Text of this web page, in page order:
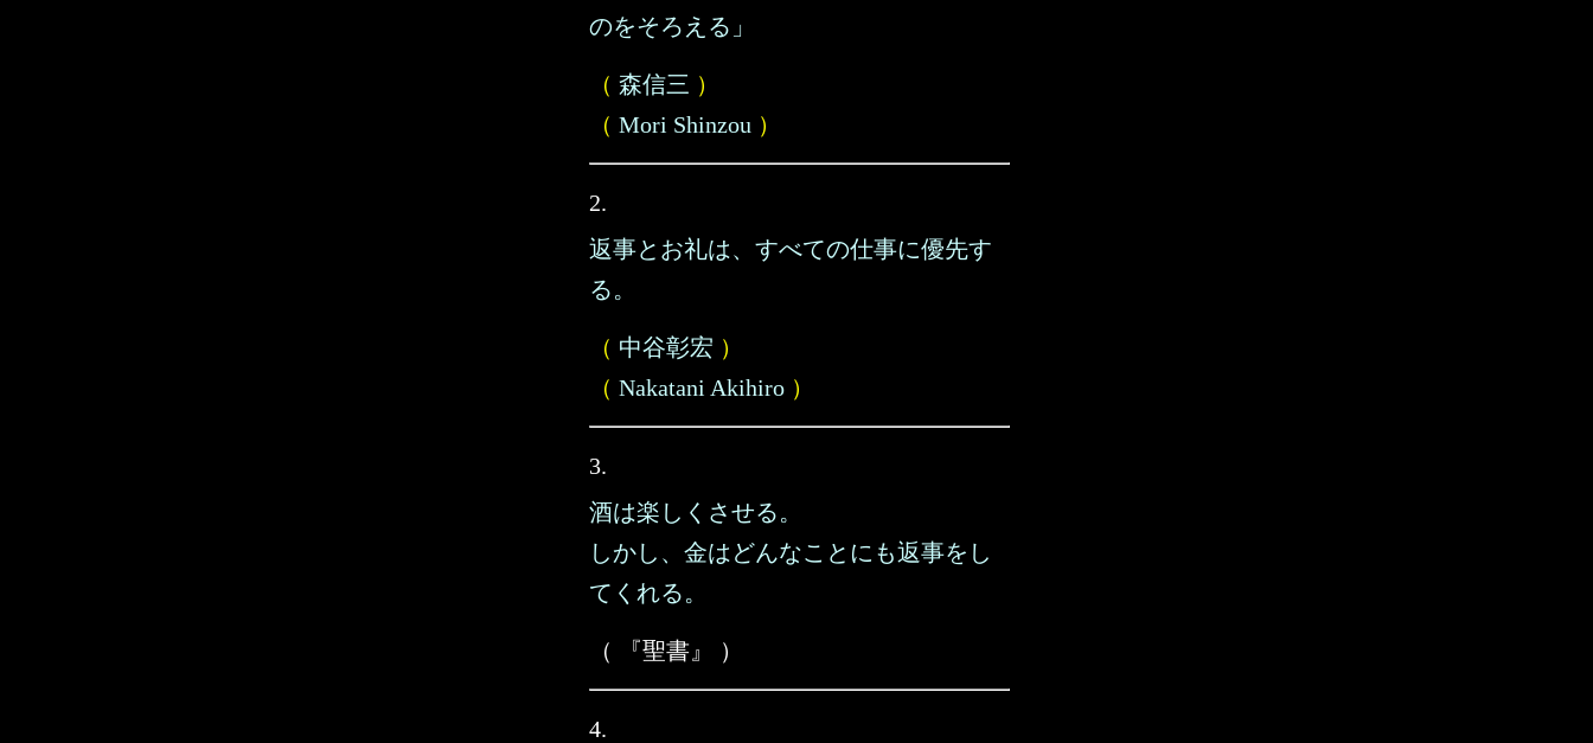
のをそろえる」
（ 森信三 ）
（ Mori Shinzou ）
2.
返事とお礼は、すべての仕事に優先す
る。
（ 中谷彰宏 ）
（ Nakatani Akihiro ）
3.
酒は楽しくさせる。
しかし、金はどんなことにも返事をし
てくれる。
（ 『聖書』 ）
4.